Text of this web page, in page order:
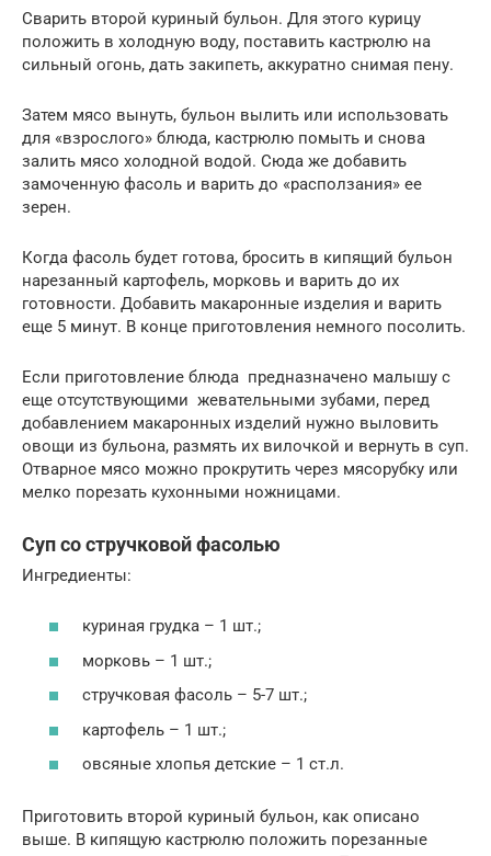
Сварить второй куриный бульон. Для этого курицу
положить в холодную воду, поставить кастрюлю на
сильный огонь, дать закипеть, аккуратно снимая пену.
Затем мясо вынуть, бульон вылить или использовать
для «взрослого» блюда, кастрюлю помыть и снова
залить мясо холодной водой. Сюда же добавить
замоченную фасоль и варить до «расползания» ее
зерен.
Когда фасоль будет готова, бросить в кипящий бульон
нарезанный картофель, морковь и варить до их
готовности. Добавить макаронные изделия и варить
еще 5 минут. В конце приготовления немного посолить.
Если приготовление блюда предназначено малышу с
еще отсутствующими жевательными зубами, перед
добавлением макаронных изделий нужно выловить
овощи из бульона, размять их вилочкой и вернуть в суп.
Отварное мясо можно прокрутить через мясорубку или
мелко порезать кухонными ножницами.
Суп со стручковой фасолью
Ингредиенты:
куриная грудка – 1 шт.;
морковь – 1 шт.;
стручковая фасоль – 5-7 шт.;
картофель – 1 шт.;
овсяные хлопья детские – 1 ст.л.
Приготовить второй куриный бульон, как описано
выше. В кипящую кастрюлю положить порезанные